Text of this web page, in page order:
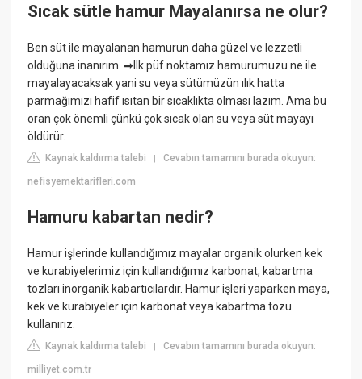
Sıcak sütle hamur Mayalanırsa ne olur?
Ben süt ile mayalanan hamurun daha güzel ve lezzetli
olduğuna inanırım. ➡Ilk püf noktamız hamurumuzu ne ile
mayalayacaksak yani su veya sütümüzün ılık hatta
parmağımızı hafif ısıtan bir sıcaklıkta olması lazım. Ama bu
oran çok önemli çünkü çok sıcak olan su veya süt mayayı
öldürür.
Kaynak kaldırma talebi |Cevabın tamamını burada okuyun:
nefisyemektarifleri.com
Hamuru kabartan nedir?
Hamur işlerinde kullandığımız mayalar organik olurken kek
ve kurabiyelerimiz için kullandığımız karbonat, kabartma
tozları inorganik kabartıcılardır. Hamur işleri yaparken maya,
kek ve kurabiyeler için karbonat veya kabartma tozu
kullanırız.
Kaynak kaldırma talebi |Cevabın tamamını burada okuyun:
milliyet.com.tr